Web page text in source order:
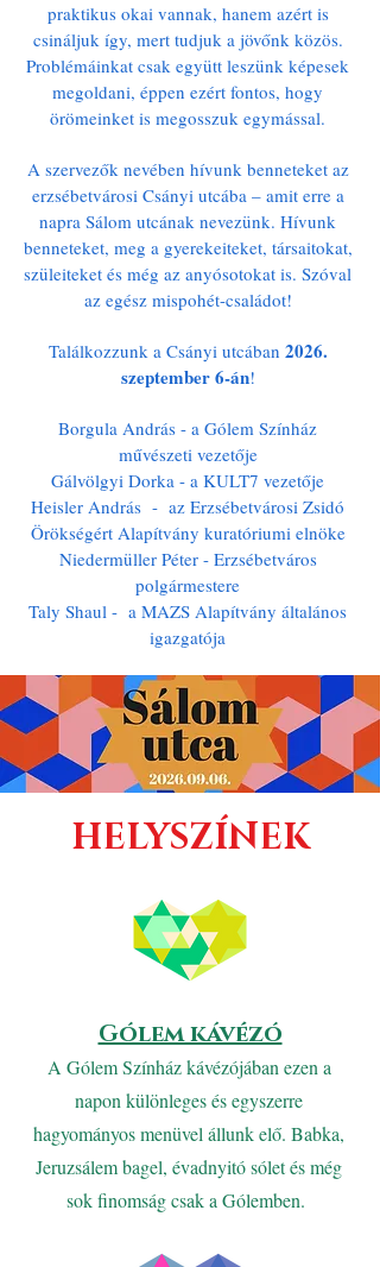
praktikus okai vannak, hanem azért is
csináljuk így, mert tudjuk a jövőnk közös.
Problémáinkat csak együtt leszünk képesek
megoldani, éppen ezért fontos, hogy
örömeinket is megosszuk egymással.
A szervezők nevében hívunk benneteket az
erzsébetvárosi Csányi utcába – amit erre a
napra Sálom utcának nevezünk. Hívunk
benneteket, meg a gyerekeiteket, társaitokat,
szüleiteket és még az anyósotokat is. Szóval
az egész mispohét-családot!
Találkozzunk a Csányi utcában 2026.
szeptember 6-án!
Borgula András - a Gólem Színház
művészeti vezetője
Gálvölgyi Dorka - a KULT7 vezetője
Heisler András - az Erzsébetvárosi Zsidó
Örökségért Alapítvány kuratóriumi elnöke
Niedermüller Péter - Erzsébetváros
polgármestere
Taly Shaul - a MAZS Alapítvány általános
igazgatója
HELYSZÍNEK
Gólem kávézó
A Gólem Színház kávézójában ezen a
napon különleges és egyszerre
hagyományos menüvel állunk elő. Babka,
Jeruzsálem bagel, évadnyitó sólet és még
sok finomság csak a Gólemben.